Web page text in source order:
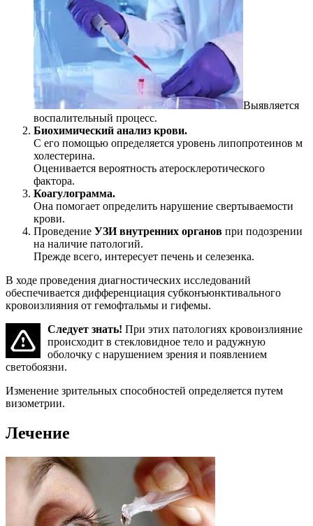
Выявляется
воспалительный процесс.
Биохимический анализ крови.
С его помощью определяется уровень липопротеинов м
холестерина.
Оценивается вероятность атеросклеротического
фактора.
Коагулограмма.
Она помогает определить нарушение свертываемости
крови.
Проведение УЗИ внутренних органов при подозрении
на наличие патологий.
Прежде всего, интересует печень и селезенка.
В ходе проведения диагностических исследований
обеспечивается дифференциация субконъюнктивального
кровоизлияния от гемофтальмы и гифемы.
Следует знать! При этих патологиях кровоизлияние
происходит в стекловидное тело и радужную
оболочку с нарушением зрения и появлением
светобоязни.
Изменение зрительных способностей определяется путем
визометрии.
Лечение